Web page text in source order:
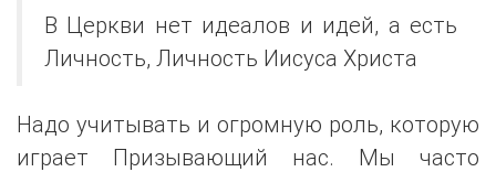
В Церкви нет идеалов и идей, а есть
Личность, Личность Иисуса Христа
Надо учитывать и огромную роль, которую
играет Призывающий нас. Мы часто